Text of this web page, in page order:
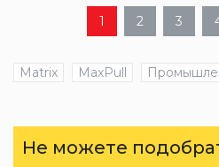
1 2 3
Matrix MaxPull
Не можете